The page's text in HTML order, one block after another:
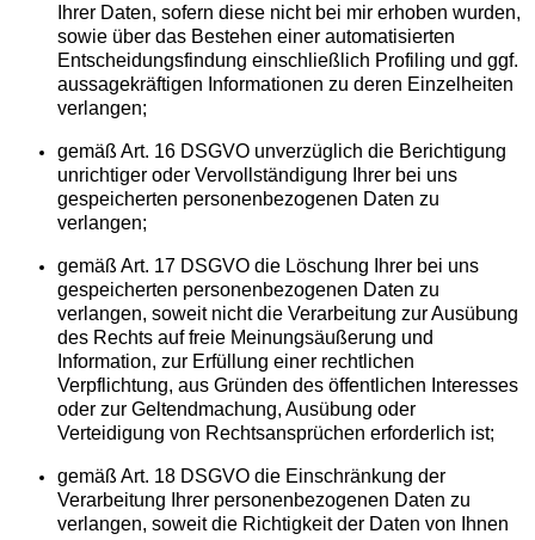
Ihrer Daten, sofern diese nicht bei mir erhoben wurden,
sowie über das Bestehen einer automatisierten
Entscheidungsfindung einschließlich Profiling und ggf.
aussagekräftigen Informationen zu deren Einzelheiten
verlangen;
gemäß Art. 16 DSGVO unverzüglich die Berichtigung
unrichtiger oder Vervollständigung Ihrer bei uns
gespeicherten personenbezogenen Daten zu
verlangen;
gemäß Art. 17 DSGVO die Löschung Ihrer bei uns
gespeicherten personenbezogenen Daten zu
verlangen, soweit nicht die Verarbeitung zur Ausübung
des Rechts auf freie Meinungsäußerung und
Information, zur Erfüllung einer rechtlichen
Verpflichtung, aus Gründen des öffentlichen Interesses
oder zur Geltendmachung, Ausübung oder
Verteidigung von Rechtsansprüchen erforderlich ist;
gemäß Art. 18 DSGVO die Einschränkung der
Verarbeitung Ihrer personenbezogenen Daten zu
verlangen, soweit die Richtigkeit der Daten von Ihnen